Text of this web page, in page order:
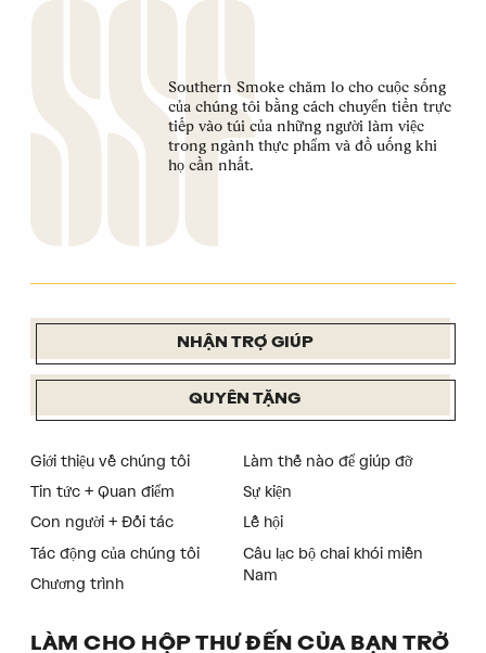
Southern Smoke chăm lo cho cuộc sống
của chúng tôi bằng cách chuyển tiền trực
tiếp vào túi của những người làm việc
trong ngành thực phẩm và đồ uống khi
họ cần nhất.
NHẬN TRỢ GIÚP
QUYÊN TẶNG
Giới thiệu về chúng tôi
Tin tức + Quan điểm
Con người + Đối tác
Tác động của chúng tôi
Chương trình
Làm thế nào để giúp đỡ
Sự kiện
Lễ hội
Câu lạc bộ chai khói miền
Nam
LÀM CHO HỘP THƯ ĐẾN CỦA BẠN TRỞ